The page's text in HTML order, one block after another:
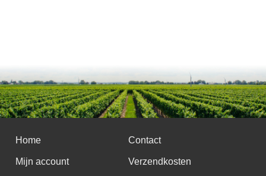
Home Contact
Mijn account Verzendkosten